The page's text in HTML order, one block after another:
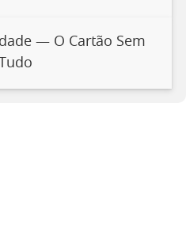
— O Cartão Sem